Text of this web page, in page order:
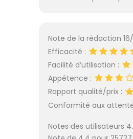
Note de la rédaction
Efficacité :
Facilité d’utilisation :
Appétence :
Rapport qualité/prix :
Conformité aux
Notes des utilisateurs